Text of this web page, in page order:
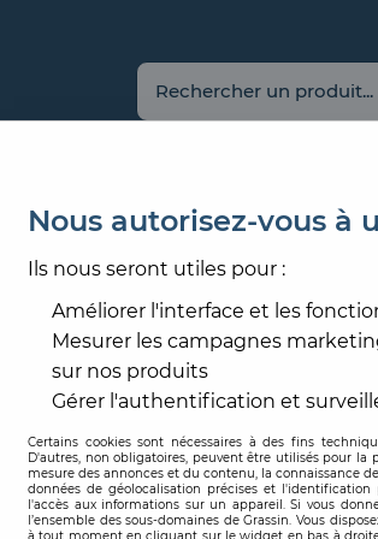
CARRELAGE
REVÊTEMENT
OUTILLAGE
Produits de la
7 articles
Nous autorisez-vous à
Ils nous seront utiles pour :
Améliorer l'interface et les
Mesurer les campagnes
sur nos produits
Gérer l'authentification et
Certains cookies sont nécessaires à des fins
D'autres, non obligatoires, peuvent être utilisés pour la
mesure des annonces et du contenu, la connaissance
données de géolocalisation précises et
l'accès aux informations sur un appareil. Si vous
l’ensemble des sous-domaines de Grassin. Vous